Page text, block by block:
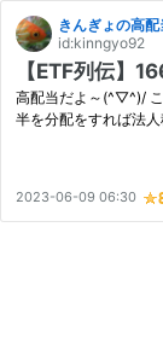
きんぎょの高
id:kinngyo92
【ETF列伝】
高配当だよ～(^▽^)/
半を分配をすれば法
2023-06-09 06:30